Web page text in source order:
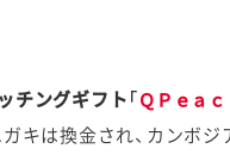
チングギフト「ＱＰｅａｃ
キは換金され、カンボジ